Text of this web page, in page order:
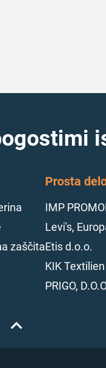
zaščita
Prosta
IMP
Levi's,
Etis d.o.o.
KIK
PRIGO,